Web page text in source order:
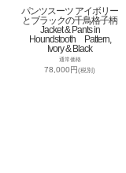
パンツスーツ アイボリー
とブラックの千鳥格子柄
Jacket & Pants in
Houndstooth Pattern,
Ivory & Black
通常価格
78,000円(税別)